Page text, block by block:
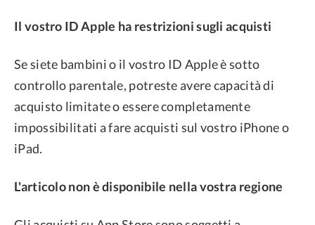
Il vostro ID Apple ha restrizioni sugli acquisti
Se siete bambini o il vostro ID Apple è sotto
controllo parentale, potreste avere capacità di
acquisto limitate o essere completamente
impossibilitati a fare acquisti sul vostro iPhone o
iPad.
L'articolo non è disponibile nella vostra regione